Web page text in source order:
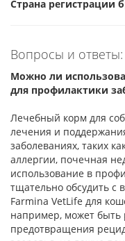
Страна регистрации
Вопросы и ответы:
Можно ли
для профилактики
Лечебный корм для
лечения и
заболеваниях, таких
аллергии, почечная
использование в
тщательно обсудить
Farmina VetLife для
например, может быть
предотвращения